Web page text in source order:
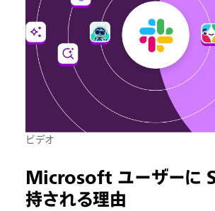
ビデオ
Microsoft ユーザーに
持される理由